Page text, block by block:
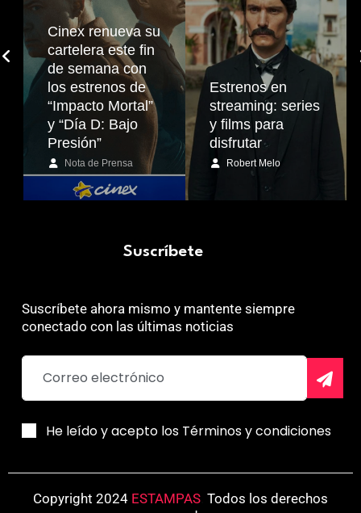
Cinex renueva su
cartelera este fin
de semana con
los estrenos de
“Impacto Mortal”
y “Día D: Bajo
Presión”
Nota de Prensa
Estrenos en
streaming: series
y films para
disfrutar
Robert Melo
Suscríbete
Suscríbete ahora mismo y mantente siempre
conectado con las últimas noticias
He leído y acepto los Términos y condiciones
Copyright 2024 ESTAMPAS Todos los derechos